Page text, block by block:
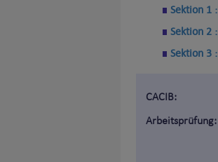
Sektion 1 :
Sektion 2 :
Sektion 3 :
CACIB:
Arbeitsprüfung: